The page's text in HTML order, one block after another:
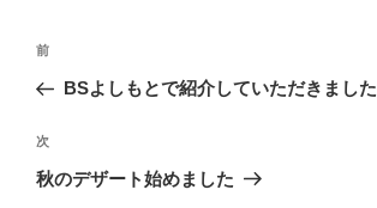
投
ナ
ビ
ゲ
前
の
稿
前
BSよしもとで紹介していただきました
次
の
次
秋のデザート始めました